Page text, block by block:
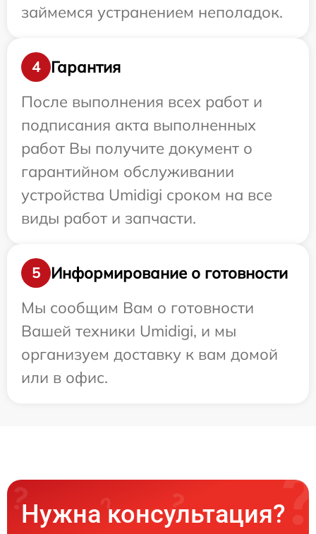
займемся устранением неполадок.
4
Гарантия
После выполнения всех работ и
подписания акта выполненных
работ Вы получите документ о
гарантийном обслуживании
устройства Umidigi сроком на все
виды работ и запчасти.
5
Информирование о готовности
Мы сообщим Вам о готовности
Вашей техники Umidigi, и мы
организуем доставку к вам домой
или в офис.
Нужна консультация?